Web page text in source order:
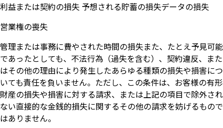
利益または契約の損失 予想される貯蓄の損失データの損失
営業権の喪失
管理または事務に費やされた時間の損失また、たとえ予見可能
であったとしても、不法行為（過失を含む）、契約違反、また
はその他の理由により発生したあらゆる種類の損失や損害につ
いても責任を負いません。ただし、この条件は、お客様の有形
財産の損失や損害に対する請求、または上記の項目で除外され
ない直接的な金銭的損失に関するその他の請求を妨げるもので
はありません。